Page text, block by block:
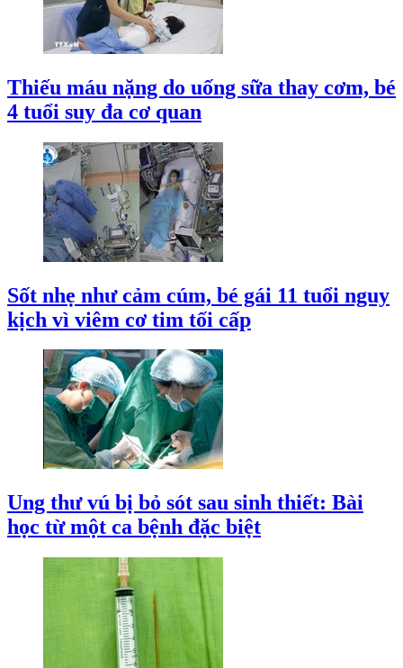
Thiếu máu nặng do uống sữa thay cơm, bé
4 tuổi suy đa cơ quan
Sốt nhẹ như cảm cúm, bé gái 11 tuổi nguy
kịch vì viêm cơ tim tối cấp
Ung thư vú bị bỏ sót sau sinh thiết: Bài
học từ một ca bệnh đặc biệt